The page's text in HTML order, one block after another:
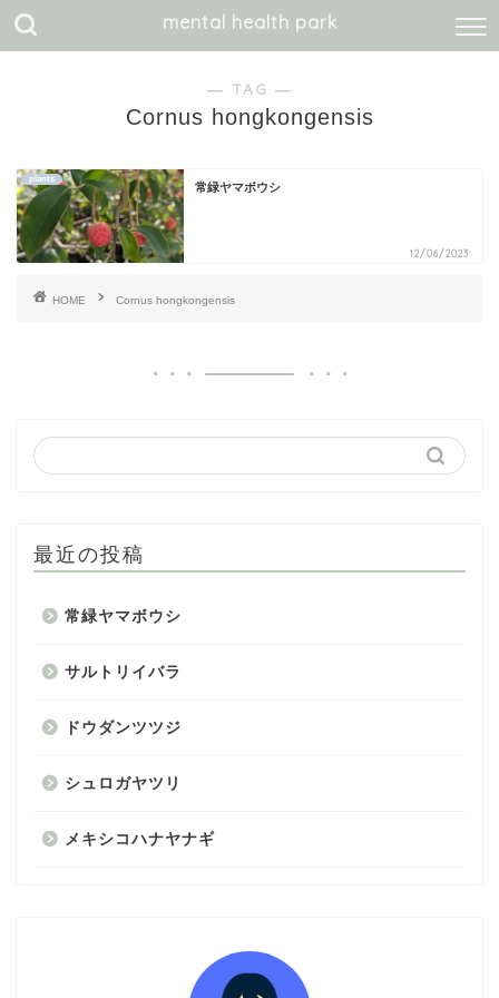
mental health park
― TAG ―
Cornus hongkongensis
plants
常緑ヤマボウシ
12/06/2023
HOME Cornus hongkongensis
最近の投稿
常緑ヤマボウシ
サルトリイバラ
ドウダンツツジ
シュロガヤツリ
メキシコハナヤナギ